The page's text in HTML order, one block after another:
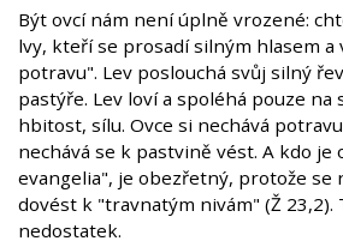
Být ovcí nám není úplně vrozené:
lvy, kteří se prosadí silným hlasem a
potravu". Lev poslouchá svůj silný
pastýře. Lev loví a spoléhá pouze na
hbitost, sílu. Ovce si nechává
nechává se k pastvině vést. A kdo je
evangelia", je obezřetný, protože se
dovést k "travnatým nivám" (Ž 23,2).
nedostatek.